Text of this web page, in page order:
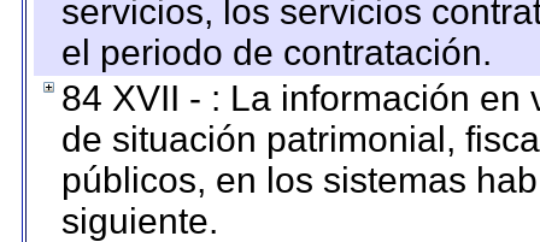
servicios, los servicios
el periodo de contratación.
84 XVII - : La información
de situación patrimonial,
públicos, en los sistemas
siguiente.